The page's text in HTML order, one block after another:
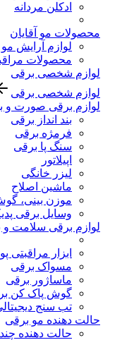
ادکلن مردانه
محصولات مو آقایان
لوازم آرایش مو
محصولات
لوازم شخصی برقی
لوازم شخصی برقی
لوازم برقی صورت و
بند انداز برقی
فرمژه برقی
سنگ پا برقی
اپیلاتور
لیزر خانگی
ماشین اصلاح
موزن بینی،
وسایل برقی
لوازم برقی سلامت و
ابزار مراقبتی
مسواک برقی
ماساژور برقی
گوش پاک کن
تب سنج
حالت دهنده مو برقی
حالت دهنده